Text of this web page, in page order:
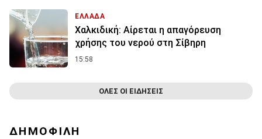
ΕΛΛΑΔΑ
Χαλκιδική: Αίρεται η απαγόρευση
χρήσης του νερού στη Σίβηρη
15:58
ΟΛΕΣ ΟΙ ΕΙΔΗΣΕΙΣ
ΔΗΜΟΦΙΛΗ